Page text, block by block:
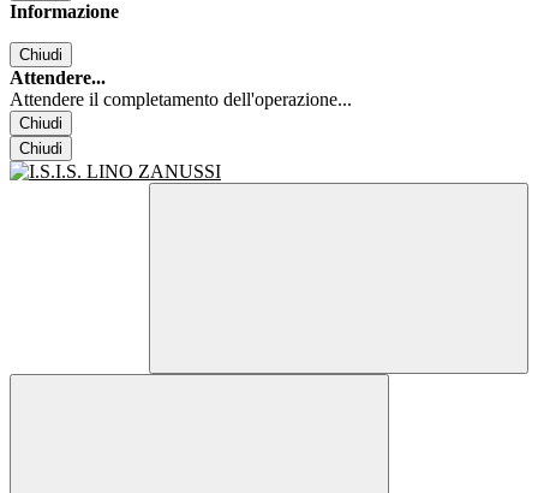
Informazione
Chiudi
Attendere...
Attendere il completamento dell'operazione...
Chiudi
Chiudi